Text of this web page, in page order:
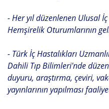
- Her yıl düzenlenen Ulusal
Hemşirelik Oturumlarının
- Türk İç Hastalıkları
Dahili Tıp Bilimleri'nde
duyuru, araştırma, çeviri,
yayınlarının yapılması